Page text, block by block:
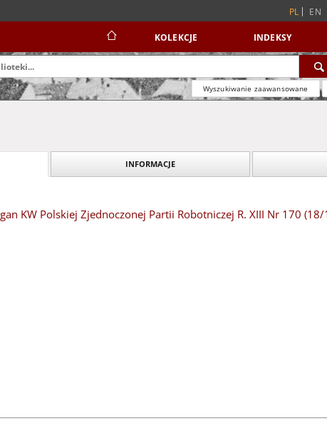
PL EN
KOLEKCJE INDEKSY
Wyszukiwanie zaawansowane
INFORMACJE
KW Polskiej Zjednoczonej Partii Robotniczej R. XIII Nr 170